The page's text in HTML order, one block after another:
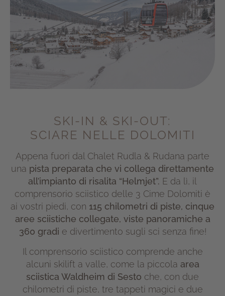
SKI-IN & SKI-OUT:
SCIARE NELLE DOLOMITI
Appena fuori dal Chalet Rudla & Rudana parte
una pista preparata che vi collega direttamente
all’impianto di risalita “Helmjet”. E da lì, il
comprensorio sciistico delle 3 Cime Dolomiti è
ai vostri piedi, con 115 chilometri di piste, cinque
aree sciistiche collegate, viste panoramiche a
360 gradi e divertimento sugli sci senza fine!
Il comprensorio sciistico comprende anche
alcuni skilift a valle, come la piccola area
sciistica Waldheim di Sesto che, con due
chilometri di piste, tre tappeti magici e due